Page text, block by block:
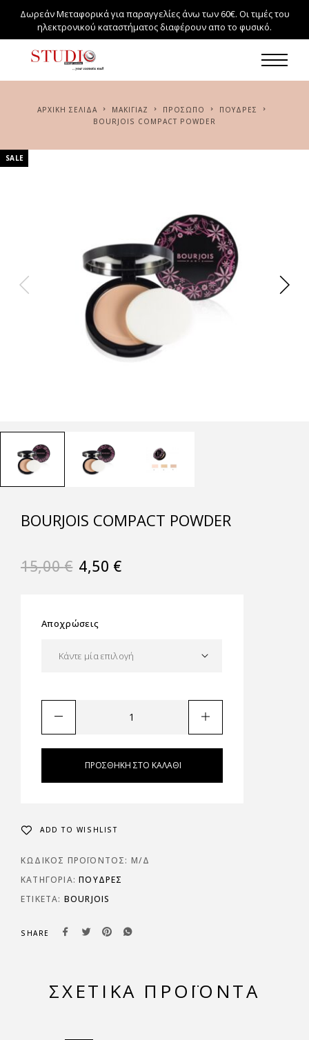
Δωρεάν Μεταφορικά για παραγγελίες άνω των 60€. Οι τιμές του
ηλεκτρονικού καταστήματος διαφέρουν απο το φυσικό.
ΑΡΧΙΚΉ ΣΕΛΊΔΑ ΜΑΚΙΓΙΆΖ ΠΡΌΣΩΠΟ
ΠΟΎΔΡΕΣ
BOURJOIS COMPACT POWDER
SALE
BOURJOIS COMPACT POWDER
15,00€ 4,50 €
Αποχρώσεις
ΠΡΟΣΘΉΚΗ ΣΤΟ ΚΑΛΆΘΙ
ADD TO WISHLIST
ΚΩΔΙΚΌΣ ΠΡΟΪΌΝΤΟΣ: Μ/Δ
ΚΑΤΗΓΟΡΊΑ:ΠΟΎΔΡΕΣ
ΕΤΙΚΈΤΑ: BOURJOIS
SHARE
ΣΧΕΤΙΚΆ ΠΡΟΪΌΝΤΑ